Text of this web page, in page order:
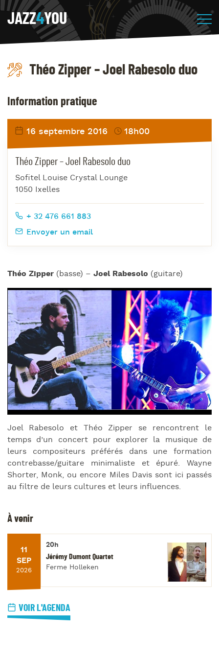
JAZZ4YOU
Théo Zipper – Joel Rabesolo duo
Théo Zipper (basse) – Joel Rabesolo (guitare)
Joel Rabesolo et Théo Zipper se rencontrent le
temps d’un concert pour explorer la musique de
leurs compositeurs préférés dans une formation
contrebasse/guitare minimaliste et épuré. Wayne
Shorter, Monk, ou encore Miles Davis sont ici passés
au filtre de leurs cultures et leurs influences.
Information pratique
16 septembre 2016 18h00
Théo Zipper – Joel Rabesolo duo
Sofitel Louise Crystal Lounge
1050 Ixelles
+ 32 476 661 883
Envoyer un email
À venir
11
SEP
2026
20h
Jérémy Dumont Quartet
Ferme Holleken
VOIR L'AGENDA